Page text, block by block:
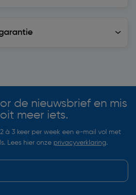
de nieuwsbrief en mis
meer iets.
à 3 keer per week een e-mail vol met
Lees hier onze privacyverklaring.